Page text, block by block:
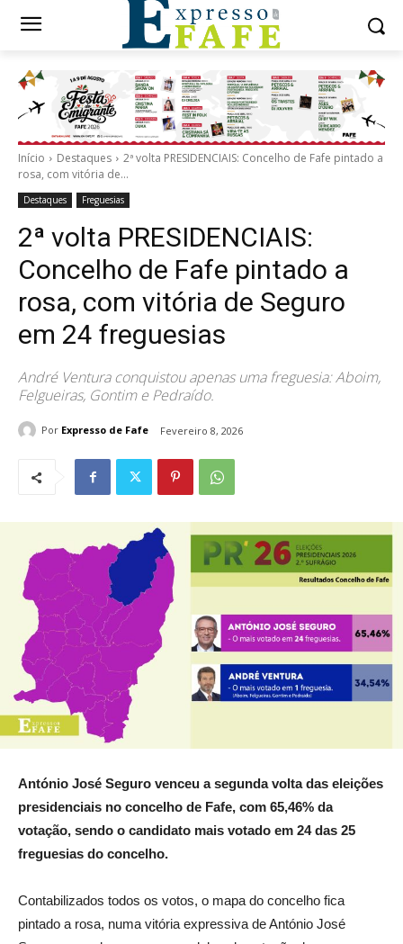
Início Destaques
2ª volta PRESIDENCIAIS: Concelho de Fafe pintado a
rosa, com vitória de...
Destaques Freguesias
2ª volta PRESIDENCIAIS:
Concelho de Fafe pintado a
rosa, com vitória de Seguro
em 24 freguesias
André Ventura conquistou apenas uma freguesia: Aboim,
Felgueiras, Gontim e Pedraído.
Por Expresso de Fafe Fevereiro 8, 2026
António José Seguro venceu a segunda volta das eleições
presidenciais no concelho de Fafe, com 65,46% da
votação, sendo o candidato mais votado em 24 das 25
freguesias do concelho.
Contabilizados todos os votos, o mapa do concelho fica
pintado a rosa, numa vitória expressiva de António José